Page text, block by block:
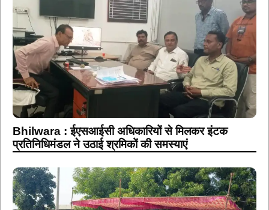
Bhilwara : ईएसआईसी अधिकारियों से मिलकर इंटक
प्रतिनिधिमंडल ने उठाई श्रमिकों की समस्याएं